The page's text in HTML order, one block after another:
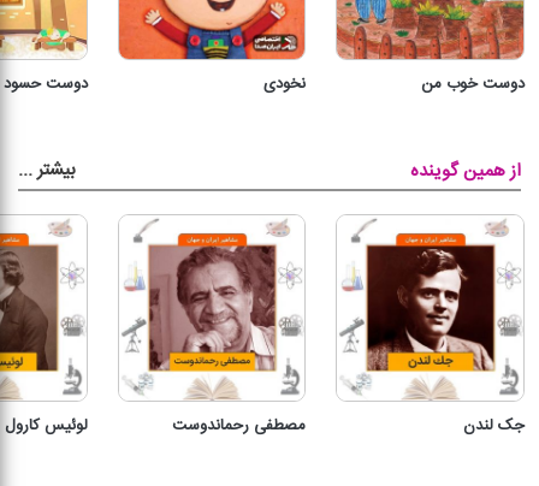
دوست خوب من نخودی دوست حسود
از همین گوینده بیشتر...
جک لندن مصطفی رحماندوست لوئیس کارول